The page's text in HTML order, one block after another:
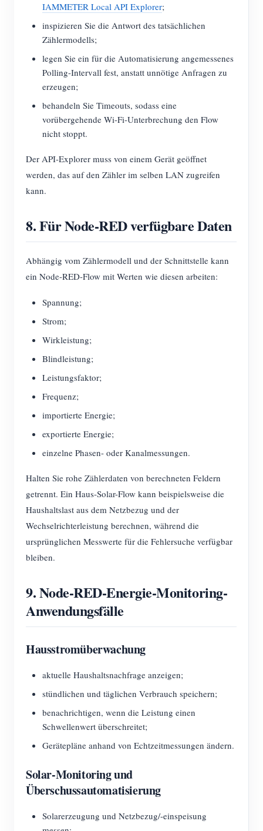
IAMMETER Local API Explorer;
inspizieren Sie die Antwort des tatsächlichen
Zählermodells;
legen Sie ein für die Automatisierung angemessenes
Polling-Intervall fest, anstatt unnötige Anfragen zu
erzeugen;
behandeln Sie Timeouts, sodass eine
vorübergehende Wi-Fi-Unterbrechung den Flow
nicht stoppt.
Der API-Explorer muss von einem Gerät geöffnet
werden, das auf den Zähler im selben LAN zugreifen
kann.
8. Für Node-RED verfügbare Daten
Abhängig vom Zählermodell und der Schnittstelle kann
ein Node-RED-Flow mit Werten wie diesen arbeiten:
Spannung;
Strom;
Wirkleistung;
Blindleistung;
Leistungsfaktor;
Frequenz;
importierte Energie;
exportierte Energie;
einzelne Phasen- oder Kanalmessungen.
Halten Sie rohe Zählerdaten von berechneten Feldern
getrennt. Ein Haus-Solar-Flow kann beispielsweise die
Haushaltslast aus dem Netzbezug und der
Wechselrichterleistung berechnen, während die
ursprünglichen Messwerte für die Fehlersuche verfügbar
bleiben.
9. Node-RED-Energie-Monitoring-
Anwendungsfälle
Hausstromüberwachung
aktuelle Haushaltsnachfrage anzeigen;
stündlichen und täglichen Verbrauch speichern;
benachrichtigen, wenn die Leistung einen
Schwellenwert überschreitet;
Gerätepläne anhand von Echtzeitmessungen ändern.
Solar-Monitoring und
Überschussautomatisierung
Solarerzeugung und Netzbezug/-einspeisung